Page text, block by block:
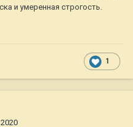
и умеренная строгость.
1